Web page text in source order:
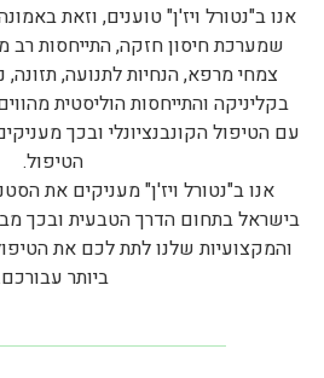
אנו ב"נטורל ויז'ן" טוענים, וזאת
שמערכת חיסון חזקה, התייחסות רב
צמחי מרפא, הנחיות לתנועה, תזונה,
בקליניקה והתייחסות הוליסטית
עם הטיפול הקונבנציונלי ובכך
הטיפול.
אנו ב"נטורל ויז'ן" מעניקים את
בישראל בתחום הדרך הטבעית ובכך
והמקצועיות שלנו לתת לכם את
ביותר